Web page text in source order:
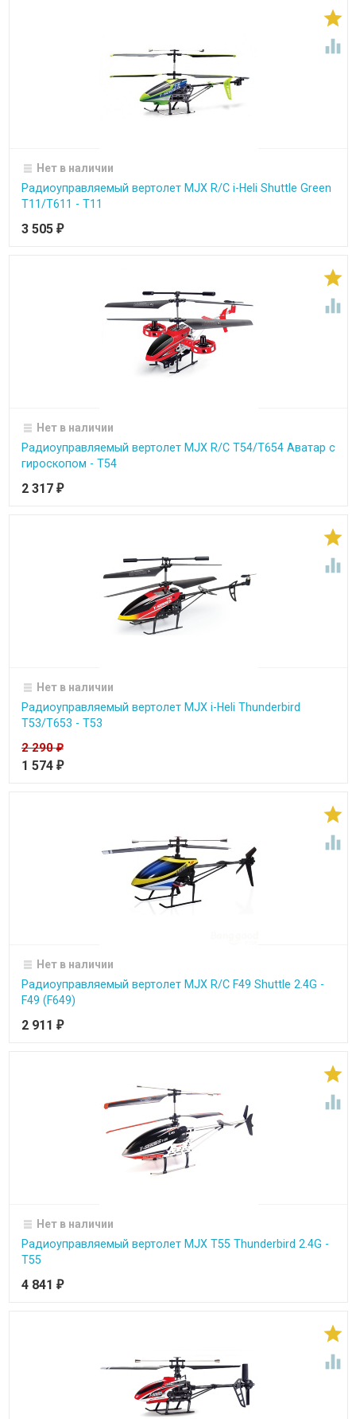


Нет в наличии
Радиоуправляемый вертолет MJX R/C i-Heli Shuttle Green
T11/T611 - T11
3 505 ₽


Нет в наличии
Радиоуправляемый вертолет MJX R/C T54/T654 Аватар с
гироскопом - T54
2 317 ₽


Нет в наличии
Радиоуправляемый вертолет MJX i-Heli Thunderbird
T53/T653 - T53
2 290₽
1 574 ₽


Нет в наличии
Радиоуправляемый вертолет MJX R/C F49 Shuttle 2.4G -
F49 (F649)
2 911 ₽


Нет в наличии
Радиоуправляемый вертолет MJX T55 Thunderbird 2.4G -
T55
4 841 ₽

